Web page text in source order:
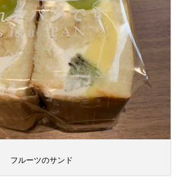
フルーツのサンド